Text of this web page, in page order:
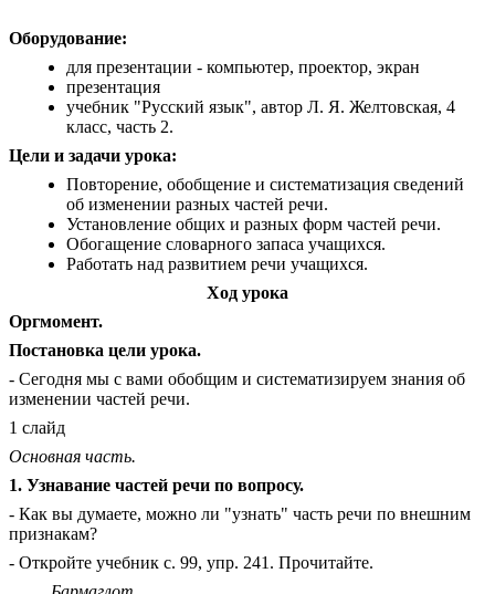
Оборудование:
для презентации - компьютер, проектор, экран
презентация
учебник "Русский язык", автор Л. Я. Желтовская, 4
класс, часть 2.
Цели и задачи урока:
Повторение, обобщение и систематизация сведений
об изменении разных частей речи.
Установление общих и разных форм частей речи.
Обогащение словарного запаса учащихся.
Работать над развитием речи учащихся.
Ход урока
Оргмомент.
Постановка цели урока.
- Сегодня мы с вами обобщим и систематизируем знания об
изменении частей речи.
1 слайд
Основная часть.
1. Узнавание частей речи по вопросу.
- Как вы думаете, можно ли "узнать" часть речи по внешним
признакам?
- Откройте учебник с. 99, упр. 241. Прочитайте.